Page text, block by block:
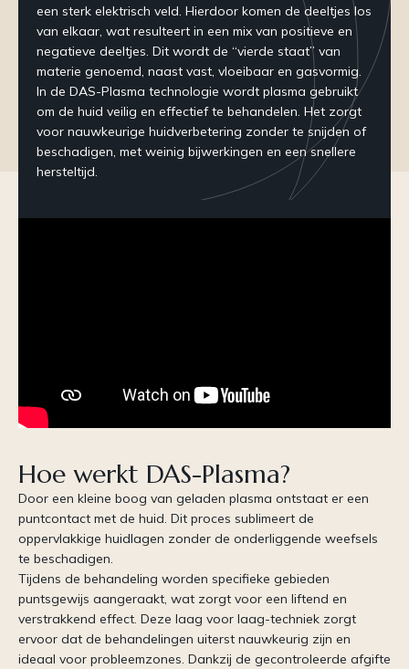
een sterk elektrisch veld. Hierdoor komen de deeltjes los
van elkaar, wat resulteert in een mix van positieve en
negatieve deeltjes. Dit wordt de “vierde staat” van
materie genoemd, naast vast, vloeibaar en gasvormig.
In de DAS-Plasma technologie wordt plasma gebruikt
om de huid veilig en effectief te behandelen. Het zorgt
voor nauwkeurige huidverbetering zonder te snijden of
beschadigen, met weinig bijwerkingen en een snellere
hersteltijd.
Hoe werkt DAS-Plasma?
Door een kleine boog van geladen plasma ontstaat er een
puntcontact met de huid. Dit proces sublimeert de
oppervlakkige huidlagen zonder de onderliggende weefsels
te beschadigen.
Tijdens de behandeling worden specifieke gebieden
puntsgewijs aangeraakt, wat zorgt voor een liftend en
verstrakkend effect. Deze laag voor laag-techniek zorgt
ervoor dat de behandelingen uiterst nauwkeurig zijn en
ideaal voor probleemzones. Dankzij de gecontroleerde afgifte